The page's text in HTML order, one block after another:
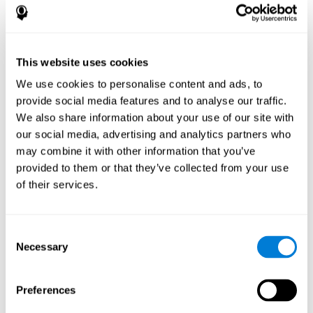
This website uses cookies
We use cookies to personalise content and ads, to
provide social media features and to analyse our traffic.
We also share information about your use of our site with
our social media, advertising and analytics partners who
may combine it with other information that you’ve
provided to them or that they’ve collected from your use
of their services.
Selection
Necessary
Preferences
popolare? - Storia
tempo. Questo li aiuta a fornire risposte corrette più rapide agli
obiettivi e intrattiene l'utente mentre lavora sulle sue diverse
In che modo il gioco mentale "Crystal
Miner" migliora le mie capacità
cognitive?
"Crystal Miner" di CogniFit aiuta a stimolare uno specifico modello
di attivazione neurale. Ripetere e allenare questo schema in modo
"Crystal Miner" aiuta a esercitare la pianificazione, la percezione
spaziale e la stima. Stimolare costantemente queste abilità può
migliorare le funzioni cognitive.
Cosa succede quando non alleno le